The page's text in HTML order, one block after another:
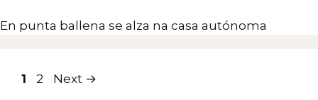
En punta ballena se alza na casa autónoma
Page
1 Page
2 Next →